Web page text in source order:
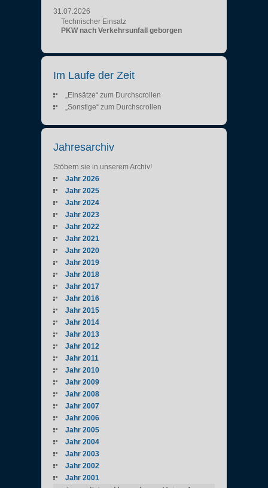
31.07.2026
Technischer Einsatz
PKW nach Verkehrsunfall geborgen
Im Laufe der Zeit
„Einsätze“ zum Durchscrollen
„Sonstige“ zum Durchscrollen
Jahresarchiv
Stöbern sie in unserem Archiv!
Jahr 2026
Jahr 2025
Jahr 2024
Jahr 2023
Jahr 2022
Jahr 2021
Jahr 2020
Jahr 2019
Jahr 2018
Jahr 2017
Jahr 2016
Jahr 2015
Jahr 2014
Jahr 2013
Jahr 2012
Jahr 2011
Jahr 2010
Jahr 2009
Jahr 2008
Jahr 2007
Jahr 2006
Jahr 2005
Jahr 2004
Jahr 2003
Jahr 2002
Jahr 2001